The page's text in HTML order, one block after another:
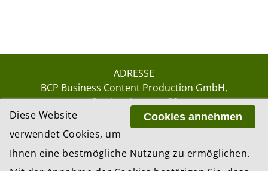
ADRESSE
BCP Business Content Production GmbH
Gotthardstrasse 38
8002 ZürichCookies annehmen
Diese Website
verwendet Cookies, um
Ihnen eine bestmögliche Nutzung zu ermöglichen.